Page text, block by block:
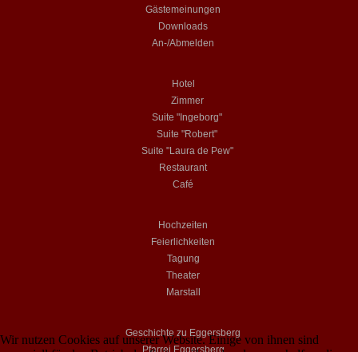
Gästemeinungen
Downloads
An-/Abmelden
Hotel
Zimmer
Suite "Ingeborg"
Suite "Robert"
Suite "Laura de Pew"
Restaurant
Café
Hochzeiten
Feierlichkeiten
Tagung
Theater
Marstall
Geschichte zu Eggersberg
Pfarrei Eggersberg
Wir nutzen Cookies auf unserer Website. Einige von ihnen sind